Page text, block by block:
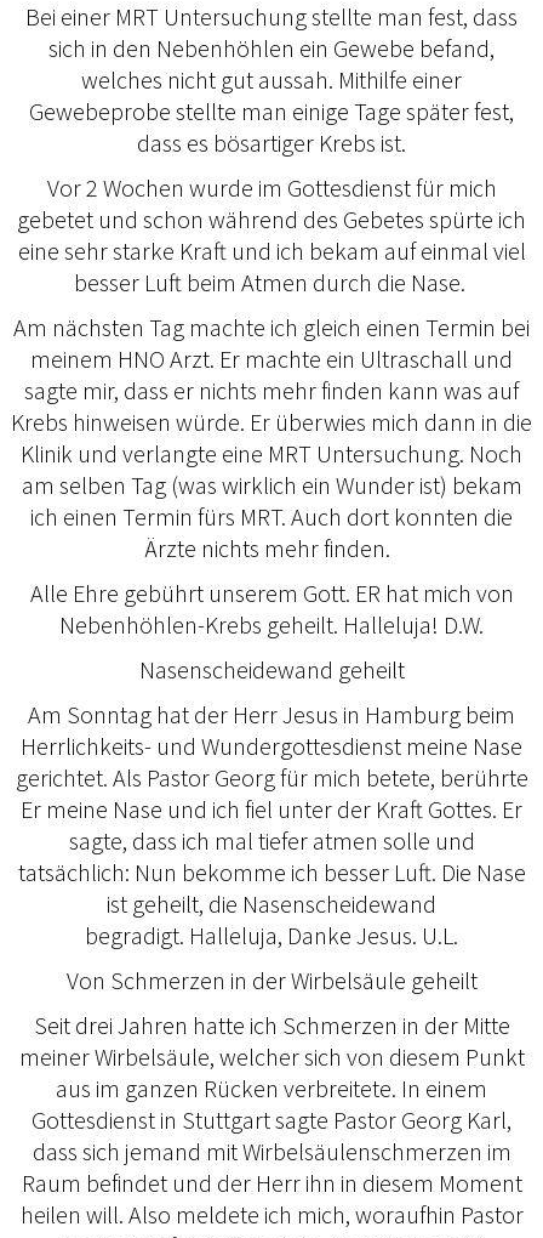
Bei einer MRT Untersuchung stellte man fest, dass
sich in den Nebenhöhlen ein Gewebe befand,
welches nicht gut aussah. Mithilfe einer
Gewebeprobe stellte man einige Tage später fest,
dass es bösartiger Krebs ist.
Vor 2 Wochen wurde im Gottesdienst für mich
gebetet und schon während des Gebetes spürte ich
eine sehr starke Kraft und ich bekam auf einmal viel
besser Luft beim Atmen durch die Nase.
Am nächsten Tag machte ich gleich einen Termin bei
meinem HNO Arzt. Er machte ein Ultraschall und
sagte mir, dass er nichts mehr finden kann was auf
Krebs hinweisen würde. Er überwies mich dann in die
Klinik und verlangte eine MRT Untersuchung. Noch
am selben Tag (was wirklich ein Wunder ist) bekam
ich einen Termin fürs MRT. Auch dort konnten die
Ärzte nichts mehr finden.
Alle Ehre gebührt unserem Gott. ER hat mich von
Nebenhöhlen-Krebs geheilt. Halleluja! D.W.
Nasenscheidewand geheilt
Am Sonntag hat der Herr Jesus in Hamburg beim
Herrlichkeits- und Wundergottesdienst meine Nase
gerichtet. Als Pastor Georg für mich betete, berührte
Er meine Nase und ich fiel unter der Kraft Gottes. Er
sagte, dass ich mal tiefer atmen solle und
tatsächlich: Nun bekomme ich besser Luft. Die Nase
ist geheilt, die Nasenscheidewand
begradigt. Halleluja, Danke Jesus. U.L.
Von Schmerzen in der Wirbelsäule geheilt
Seit drei Jahren hatte ich Schmerzen in der Mitte
meiner Wirbelsäule, welcher sich von diesem Punkt
aus im ganzen Rücken verbreitete. In einem
Gottesdienst in Stuttgart sagte Pastor Georg Karl,
dass sich jemand mit Wirbelsäulenschmerzen im
Raum befindet und der Herr ihn in diesem Moment
heilen will. Also meldete ich mich, woraufhin Pastor